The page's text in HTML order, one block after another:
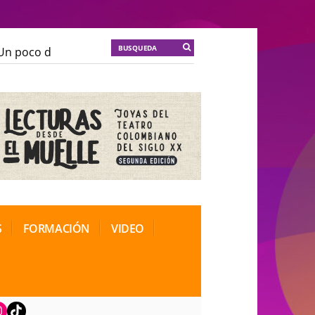
poco de locura para la cordura
Soma
de Teatro Rosa
FORMACIÓN VIDEO
TikTok